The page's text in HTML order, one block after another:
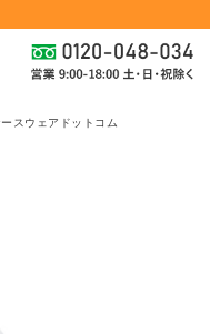
スウェアドットコム